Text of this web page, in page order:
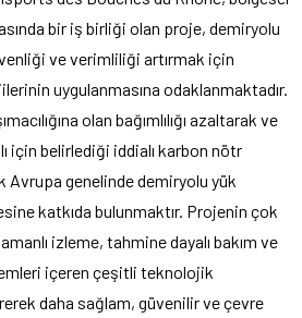
bir iş birliği olan proje, demiryolu
ve verimliliği artırmak için
uygulanmasına odaklanmaktadır.
olan bağımlılığı azaltarak ve
için belirlediği iddialı karbon nötr
genelinde demiryolu yük
katkıda bulunmaktır. Projenin çok
izleme, tahmine dayalı bakım ve
içeren çeşitli teknolojik
daha sağlam, güvenilir ve çevre